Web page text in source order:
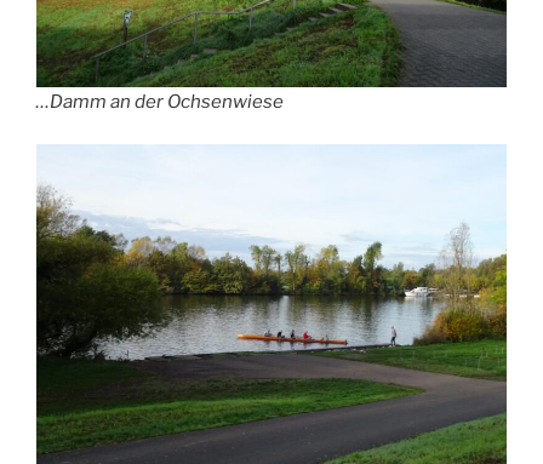
…Damm an der Ochsenwiese